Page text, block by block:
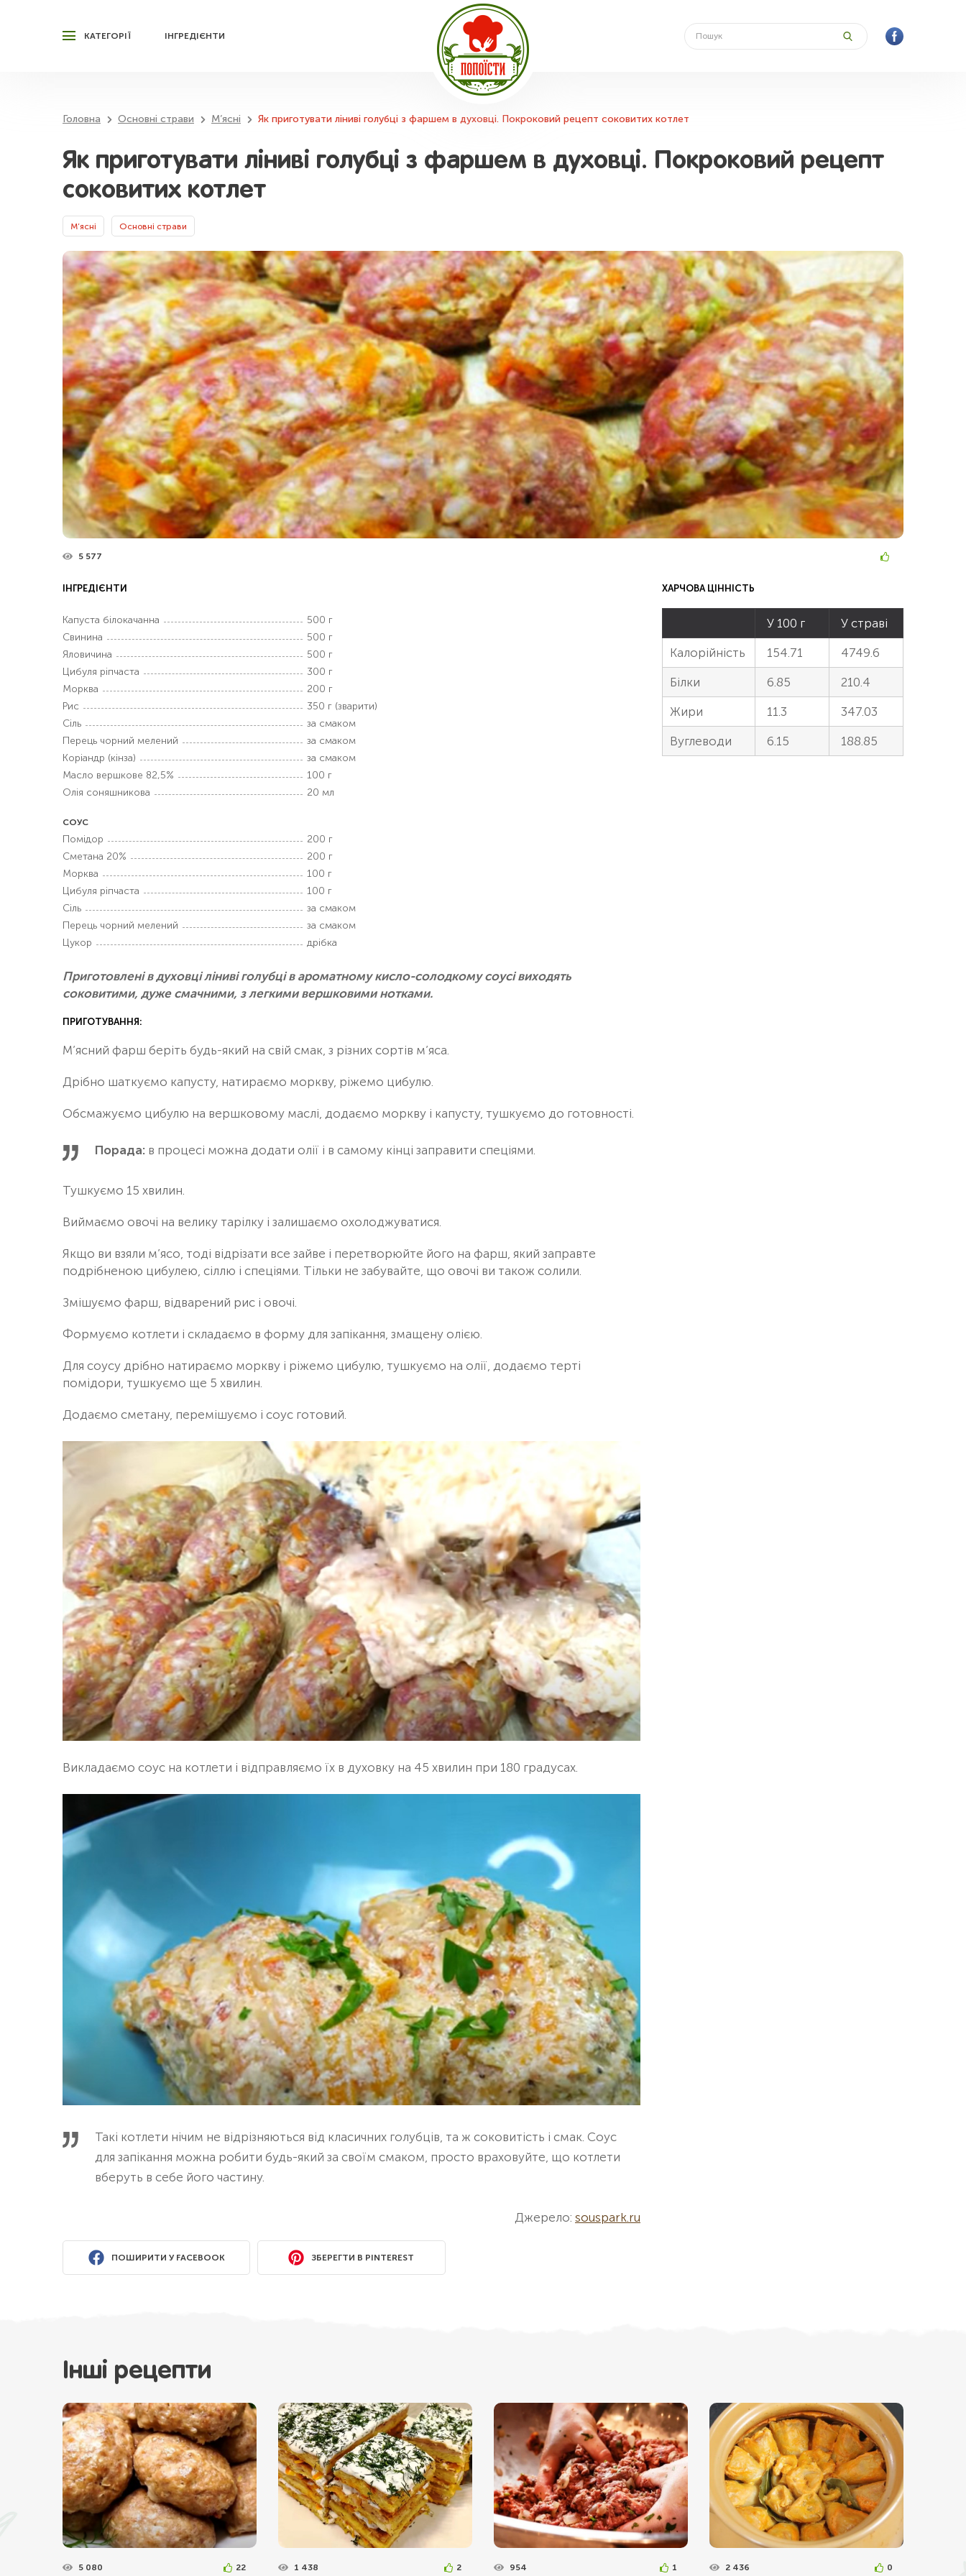
КАТЕГОРІЇ ІНГРЕДІЄНТИ
Головна Основні страви М’ясні Як приготувати ліниві голубці з фаршем в духовці. Покроковий рецепт соковитих котлет
Як приготувати ліниві голубці з фаршем в духовці. Покроковий рецепт
соковитих котлет
М’ясні Основні страви
5 577
ІНГРЕДІЄНТИ
Капуста білокачанна
500 г
Свинина
500 г
Яловичина
500 г
Цибуля ріпчаста
300 г
Морква
200 г
Рис
350 г (зварити)
Сіль
за смаком
Перець чорний мелений
за смаком
Коріандр (кінза)
за смаком
Масло вершкове 82,5%
100 г
Олія соняшникова
20 мл
СОУС
Помідор
200 г
Сметана 20%
200 г
Морква
100 г
Цибуля ріпчаста
100 г
Сіль
за смаком
Перець чорний мелений
за смаком
Цукор
дрібка
Приготовлені в духовці ліниві голубці в ароматному кисло-солодкому соусі виходять
соковитими, дуже смачними, з легкими вершковими нотками.
ПРИГОТУВАННЯ:
М’ясний фарш беріть будь-який на свій смак, з різних сортів м’яса.
Дрібно шаткуємо капусту, натираємо моркву, ріжемо цибулю.
Обсмажуємо цибулю на вершковому маслі, додаємо моркву і капусту, тушкуємо до готовності.
Порада: в процесі можна додати олії і в самому кінці заправити спеціями.
Тушкуємо 15 хвилин.
Виймаємо овочі на велику тарілку і залишаємо охолоджуватися.
Якщо ви взяли м’ясо, тоді відрізати все зайве і перетворюйте його на фарш, який заправте
подрібненою цибулею, сіллю і спеціями. Тільки не забувайте, що овочі ви також солили.
Змішуємо фарш, відварений рис і овочі.
Формуємо котлети і складаємо в форму для запікання, змащену олією.
Для соусу дрібно натираємо моркву і ріжемо цибулю, тушкуємо на олії, додаємо терті
помідори, тушкуємо ще 5 хвилин.
Додаємо сметану, перемішуємо і соус готовий.
Викладаємо соус на котлети і відправляємо їх в духовку на 45 хвилин при 180 градусах.
Такі котлети нічим не відрізняються від класичних голубців, та ж соковитість і смак. Соус
для запікання можна робити будь-який за своїм смаком, просто враховуйте, що котлети
вберуть в себе його частину.
Джерело: souspark.ru
ПОШИРИТИ У FACEBOOK ЗБЕРЕГТИ В PINTEREST
ХАРЧОВА ЦІННІСТЬ
У 100 г У страві
Калорійність 154.71 4749.6
Білки 6.85 210.4
Жири 11.3 347.03
Вуглеводи 6.15 188.85
Інші рецепти
5 080 22 1 438 2 954 1 2 436 0